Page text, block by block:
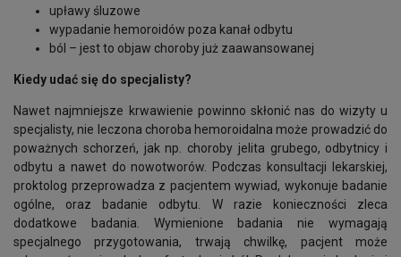
upławy śluzowe
wypadanie hemoroidów poza kanał odbytu
ból – jest to objaw choroby już zaawansowanej
Kiedy udać się do specjalisty?
Nawet najmniejsze krwawienie powinno skłonić nas do wizyty u
specjalisty, nie leczona choroba hemoroidalna może prowadzić do
poważnych schorzeń, jak np. choroby jelita grubego, odbytnicy i
odbytu a nawet do nowotworów. Podczas konsultacji lekarskiej,
proktolog przeprowadza z pacjentem wywiad, wykonuje badanie
ogólne, oraz badanie odbytu. W razie konieczności zleca
dodatkowe badania. Wymienione badania nie wymagają
specjalnego przygotowania, trwają chwilkę, pacjent może